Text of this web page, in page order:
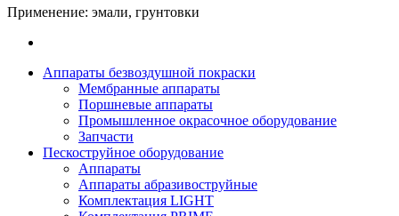
Применение: эмали, грунтовки
Аппараты безвоздушной покраски
Мембранные аппараты
Поршневые аппараты
Промышленное окрасочное оборудование
Запчасти
Пескоструйное оборудование
Аппараты
Аппараты абразивоструйные
Комплектация LIGHT